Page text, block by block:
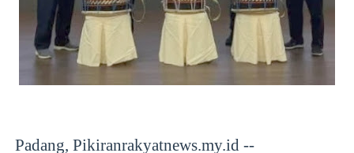
Padang, Pikiranrakyatnews.my.id --